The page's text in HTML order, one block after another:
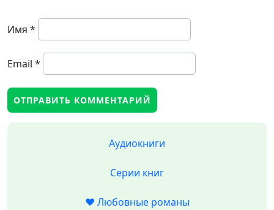
Имя *
Email *
Аудиокниги
Серии книг
❤️ Любовные романы